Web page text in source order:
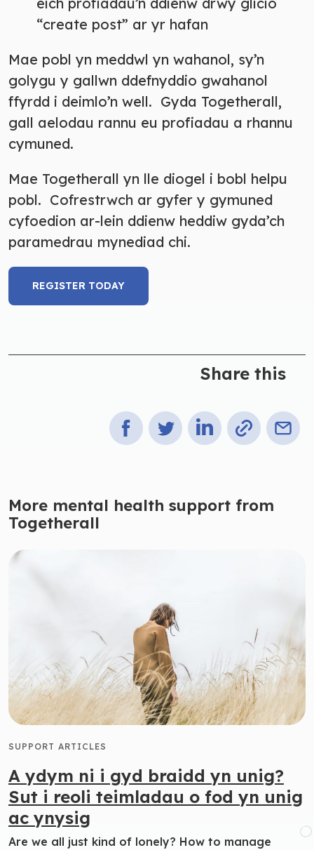
“create post” ar yr hafan
Mae pobl yn meddwl yn wahanol, sy’n
golygu y gallwn ddefnyddio gwahanol
ffyrdd i deimlo’n well. Gyda Togetherall,
gall aelodau rannu eu profiadau a rhannu
cymuned.
Mae Togetherall yn lle diogel i bobl helpu
pobl. Cofrestrwch ar gyfer y gymuned
cyfoedion ar-lein ddienw heddiw gyda’ch
paramedrau mynediad chi.
REGISTER TODAY
Share this
More mental health support from
Togetherall
SUPPORT ARTICLES
A ydym ni i gyd braidd yn unig?
Sut i reoli teimladau o fod yn unig
ac ynysig
Are we all just kind of lonely? How to manage